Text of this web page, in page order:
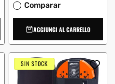
Comparar
AGGIUNGI AL CARRELLO
SIN STOCK